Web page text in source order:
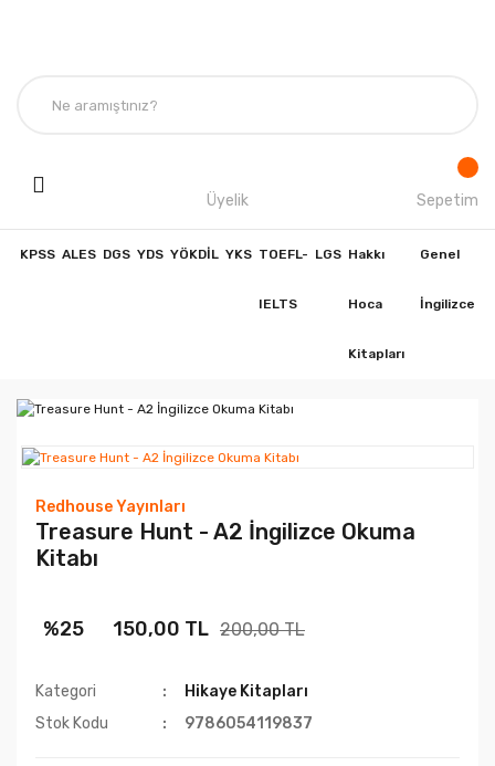
Üyelik Sepetim
KPSS ALES DGS YDS YÖKDİL YKS TOEFL-
IELTS
LGS Hakkı
Hoca
Kitapları
Genel
İngilizce
Redhouse Yayınları
Treasure Hunt - A2 İngilizce Okuma
Kitabı
%25 150,00 TL 200,00 TL
Kategori
Hikaye Kitapları
Stok Kodu
9786054119837